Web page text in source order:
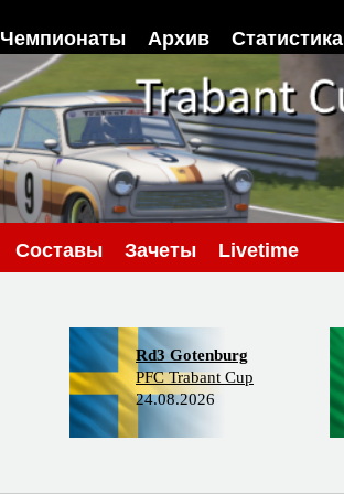
Чемпионаты Архив Статистика
Составы Зачеты Livetime
Rd3 Gotenburg
PFC Trabant Cup
24.08.2026